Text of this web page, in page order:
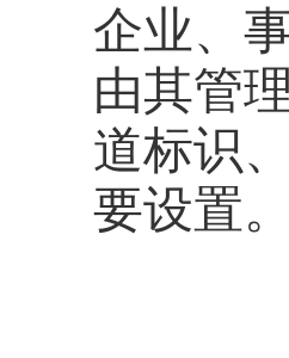
企业、
由其管
道标识
要设置。